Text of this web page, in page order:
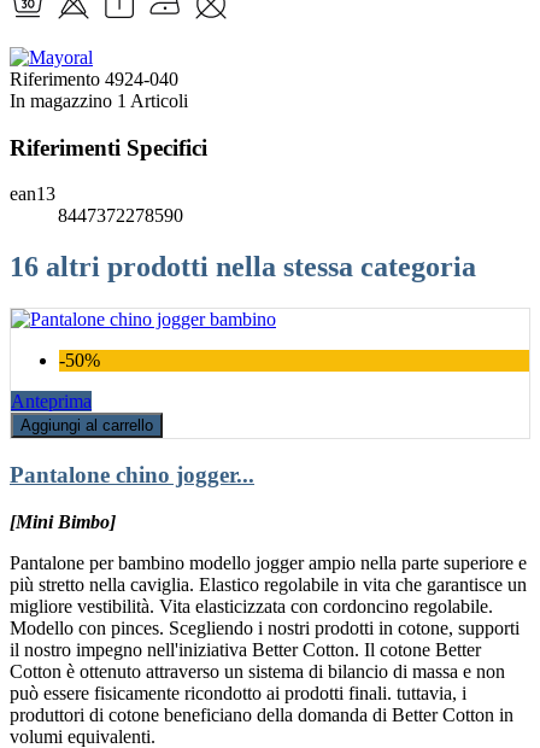
Riferimento 4924-040
In magazzino 1 Articoli
Riferimenti Specifici
ean13
8447372278590
16 altri prodotti nella stessa categoria
-50%
Anteprima
Aggiungi al carrello
Pantalone chino jogger...
[Mini Bimbo]
Pantalone per bambino modello jogger ampio nella parte superiore e
più stretto nella caviglia. Elastico regolabile in vita che garantisce un
migliore vestibilità. Vita elasticizzata con cordoncino regolabile.
Modello con pinces. Scegliendo i nostri prodotti in cotone, supporti
il nostro impegno nell'iniziativa Better Cotton. Il cotone Better
Cotton è ottenuto attraverso un sistema di bilancio di massa e non
può essere fisicamente ricondotto ai prodotti finali. tuttavia, i
produttori di cotone beneficiano della domanda di Better Cotton in
volumi equivalenti.